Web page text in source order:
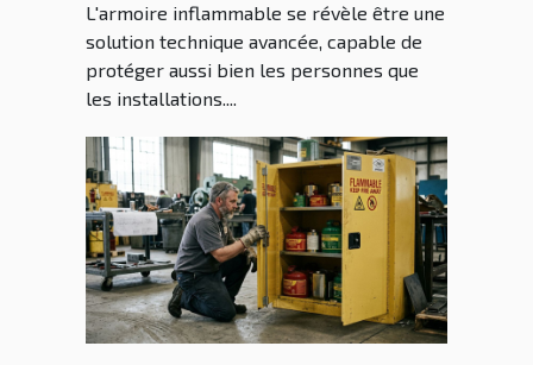
L'armoire inflammable se révèle être une
solution technique avancée, capable de
protéger aussi bien les personnes que
les installations....